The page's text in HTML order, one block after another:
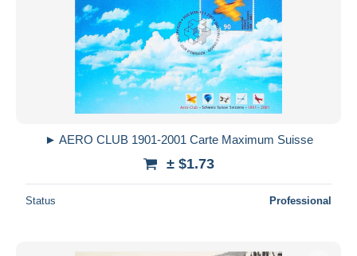
► AERO CLUB 1901-2001 Carte Maximum Suisse
± $1.73
Status Professional